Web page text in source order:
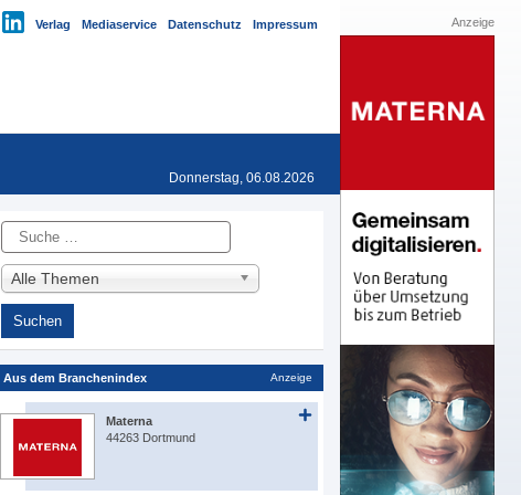
Verlag Mediaservice Datenschutz Impressum
Donnerstag, 06.08.2026
Suche
Alle Themen
Aus dem Branchenindex Anzeige
Materna
44263 Dortmund
Anzeige